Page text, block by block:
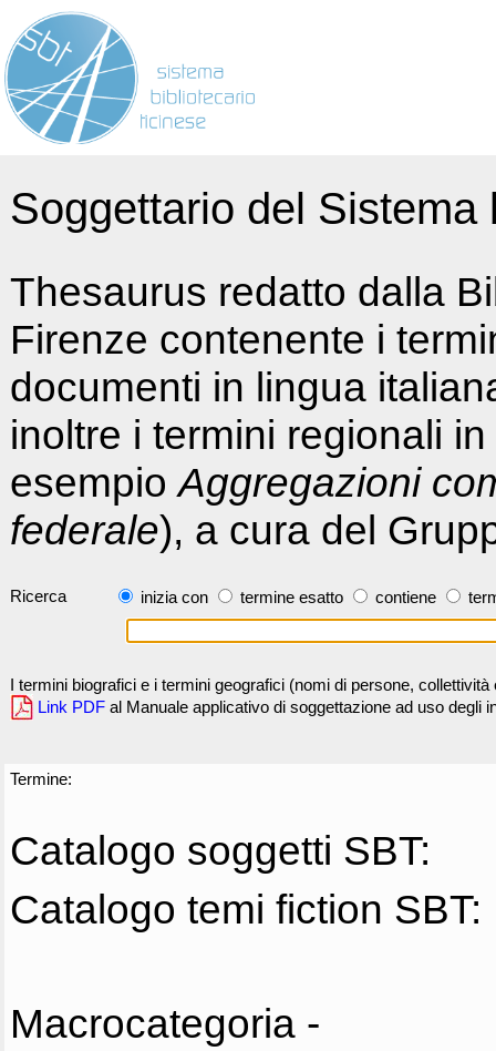
Soggettario del
Thesaurus redatto dalla
Firenze contenente i
documenti in lingua
inoltre i termini regionali
esempioAggregazioni
federale), a cura del
Ricerca inizia con termine esatto contiene
I termini biografici e i termini geografici (nomi di persone,
Link PDF al Manuale applicativo di soggettazione ad uso degli
Termine:
Catalogo soggetti SBT:
Catalogo temi fiction SBT:
Macrocategoria -